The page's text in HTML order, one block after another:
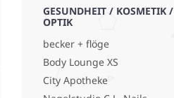
GESUNDHEIT / KOSMETIK /
OPTIK
becker + flöge
Body Lounge XS
City Apotheke